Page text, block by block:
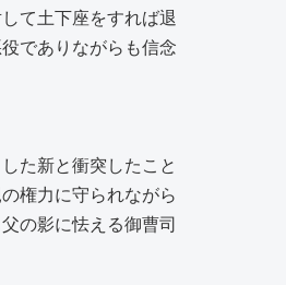
て土下座をすれば退
でありながらも信念
た新と衝突したこと
権力に守られながら
の影に怯える御曹司